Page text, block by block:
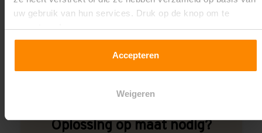
uw gebruik van hun services. Druk op de knop om te
accepteren!
Accepteren
Weigeren
Galva
3.500 kg (875 kg per pallet)
Oplossing op maat nodig?